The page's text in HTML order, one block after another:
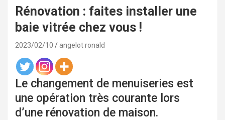
Rénovation : faites installer une
baie vitrée chez vous !
2023/02/10 angelot ronald
Le changement de menuiseries est
une opération très courante lors
d’une rénovation de maison.